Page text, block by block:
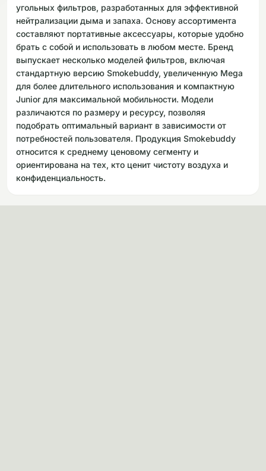
угольных фильтров, разработанных для эффективной
нейтрализации дыма и запаха. Основу ассортимента
составляют портативные аксессуары, которые удобно
брать с собой и использовать в любом месте. Бренд
выпускает несколько моделей фильтров, включая
стандартную версию Smokebuddy, увеличенную Mega
для более длительного использования и компактную
Junior для максимальной мобильности. Модели
различаются по размеру и ресурсу, позволяя
подобрать оптимальный вариант в зависимости от
потребностей пользователя. Продукция Smokebuddy
относится к среднему ценовому сегменту и
ориентирована на тех, кто ценит чистоту воздуха и
конфиденциальность.